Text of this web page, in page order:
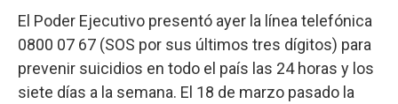
El Poder Ejecutivo presentó ayer la línea telefónica
0800 07 67 (SOS por sus últimos tres dígitos) para
prevenir suicidios en todo el país las 24 horas y los
siete días a la semana. El 18 de marzo pasado la